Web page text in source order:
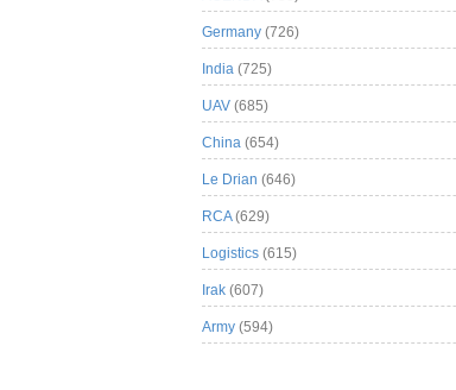
Germany (726)
India (725)
UAV (685)
China (654)
Le Drian (646)
RCA(629)
Logistics (615)
Irak (607)
Army (594)